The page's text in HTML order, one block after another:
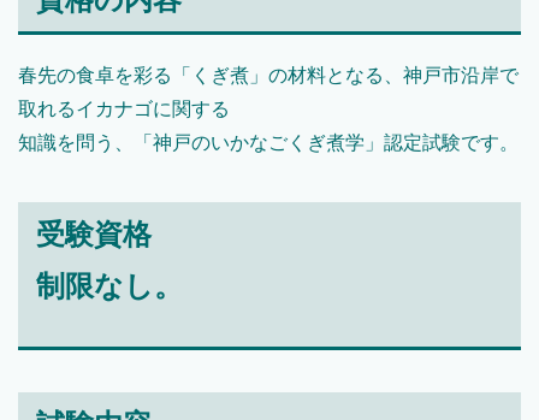
春先の食卓を彩る「くぎ煮」の材料となる、神戸市沿岸で
取れるイカナゴに関する
知識を問う、「神戸のいかなごくぎ煮学」認定試験です。
受験資格
制限なし。